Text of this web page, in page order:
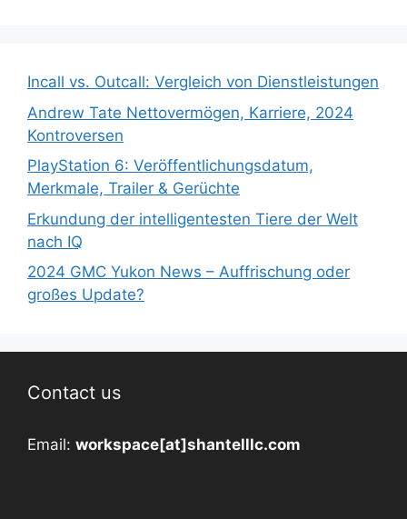
Incall vs. Outcall: Vergleich von Dienstleistungen
Andrew Tate Nettovermögen, Karriere, 2024
Kontroversen
PlayStation 6: Veröffentlichungsdatum,
Merkmale, Trailer & Gerüchte
Erkundung der intelligentesten Tiere der Welt
nach IQ
2024 GMC Yukon News – Auffrischung oder
großes Update?
Contact us
Email: workspace[at]shantelllc.com